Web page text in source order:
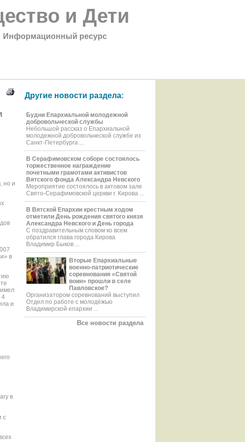
и Дети
Информационный ресурс
но и
в
4
и
в
с
Другие новости раздела:
Будни Епархиальной молодежной
добровольческой службы
Небольшой рассказ о Епархиальной
молодежной добровольческой службе из
Санкт-Петербурга ...
В Серафимовском соборе состоялось
торжественное награждение
почетными грамотами активистов
Вятского фонда Александра Невского
Мероприятие состоялось в актовом зале
Свято-Серафимовской церкви г. Кирова ...
В Вятской Епархии крестным ходом
отметили День рождения святого князя
Александра Невского и День города
С поздравительным словом ко всем
обратился глава города Кирова
Владимир Быков ...
Вторые Епархиальные
военно-патриотические
соревнования «Святой
воин» прошли в селе
Павловское?
Организатором соревнований выступил
Отдел по работе с молодёжью
Владимирской епархии ...
Все новости раздела